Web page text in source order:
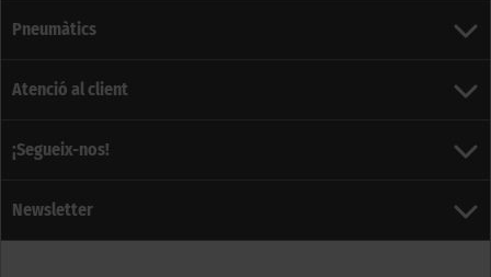
Pneumàtics
Atenció al client
¡Segueix-nos!
Newsletter